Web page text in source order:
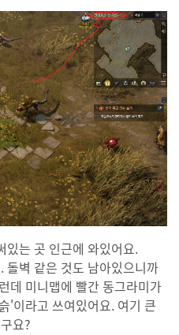
있는 곳 인근에 와있어요.
돌벽 같은 것도 남아있으니까
데 미니맵에 빨간 동그라미가
'이라고 쓰여있어요. 여기 큰
요?